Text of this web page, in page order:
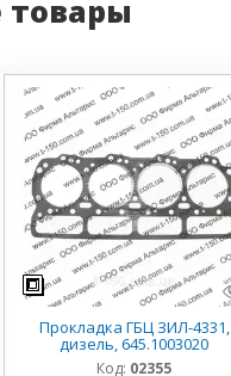
Прокладка ГБЦ ЗИЛ-4331,
дизель, 645.1003020
Код: 02355